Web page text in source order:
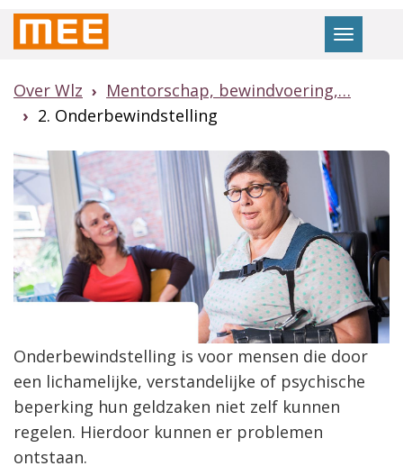
Naar
hoofdinhoud
Toggle
Over Wlz
Mentorschap, bewindvoering,…
2. Onderbewindstelling
Onderbewindstelling is voor mensen die door
een lichamelijke, verstandelijke of psychische
beperking hun geldzaken niet zelf kunnen
regelen. Hierdoor kunnen er problemen
ontstaan.